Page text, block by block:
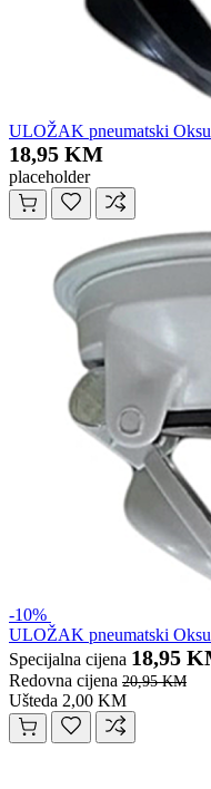
ULOŽAK pneumatski
18,95 KM
placeholder
-10%
ULOŽAK pneumatski
Specijalna cijena 18,95
Redovna cijena 20,95 KM
Ušteda 2,00 KM